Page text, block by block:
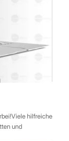
hilfreiche
und